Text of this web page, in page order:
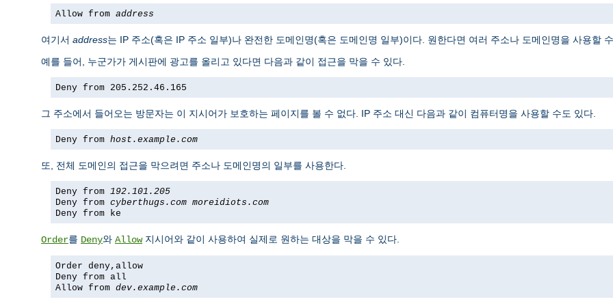
Allow from address
여기서 address는 IP 주소(혹은 IP 주소 일부)나 완전한 도메인명(혹은 도메인명 일부)이다. 원한다면 여러 주소나 도메인명을 사용할
예를 들어, 누군가가 게시판에 광고를 올리고 있다면 다음과 같이 접근을 막을 수 있다.
Deny from 205.252.46.165
그 주소에서 들어오는 방문자는 이 지시어가 보호하는 페이지를 볼 수 없다. IP 주소 대신 다음과 같이 컴퓨터명을 사용할 수도 있다.
Deny from host.example.com
또, 전체 도메인의 접근을 막으려면 주소나 도메인명의 일부를 사용한다.
Deny from 192.101.205
Deny from cyberthugs.com moreidiots.com
Deny from ke
Order를 Deny와 Allow지시어와 같이 사용하여 실제로 원하는 대상을 막을 수 있다.
Order deny,allow
Deny from all
Allow from dev.example.com